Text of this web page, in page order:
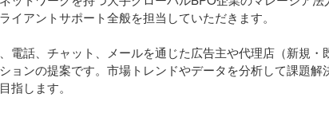
イアントサポート全般を担当していただきます。
電話、チャット、メールを通じた広告主や代理店（新規
ョンの提案です。市場トレンドやデータを分析して課題
指します。